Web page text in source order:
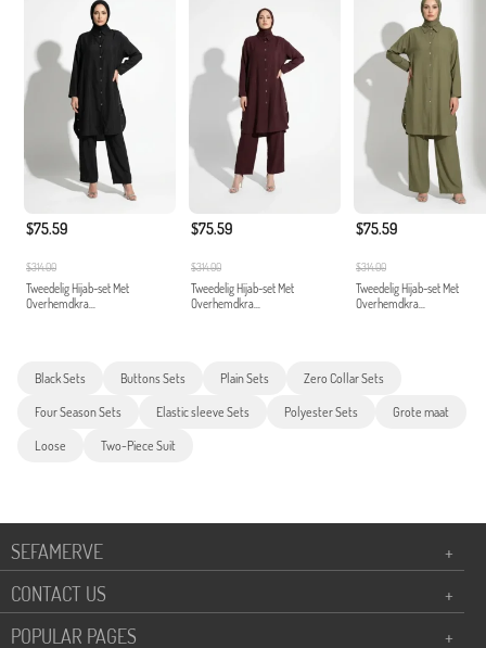
$75.59
$314.00
Tweedelig Hijab-set Met
Overhemdkra...
$75.59
$314.00
Tweedelig Hijab-set Met
Overhemdkra...
$75.59
$314.00
Tweedelig Hijab-set Met
Overhemdkra...
Black Sets Buttons Sets Plain Sets Zero Collar Sets
Four Season Sets Elastic sleeve Sets Polyester Sets Grote maat
Loose Two-Piece Suit
SEFAMERVE
+
CONTACT US
+
POPULAR PAGES
+